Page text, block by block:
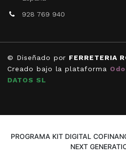
928 769 940
© Diseñado por FERRETERIA
Creado bajo la plataforma
DATOS SL
PROGRAMA KIT DIGITAL
NEXT